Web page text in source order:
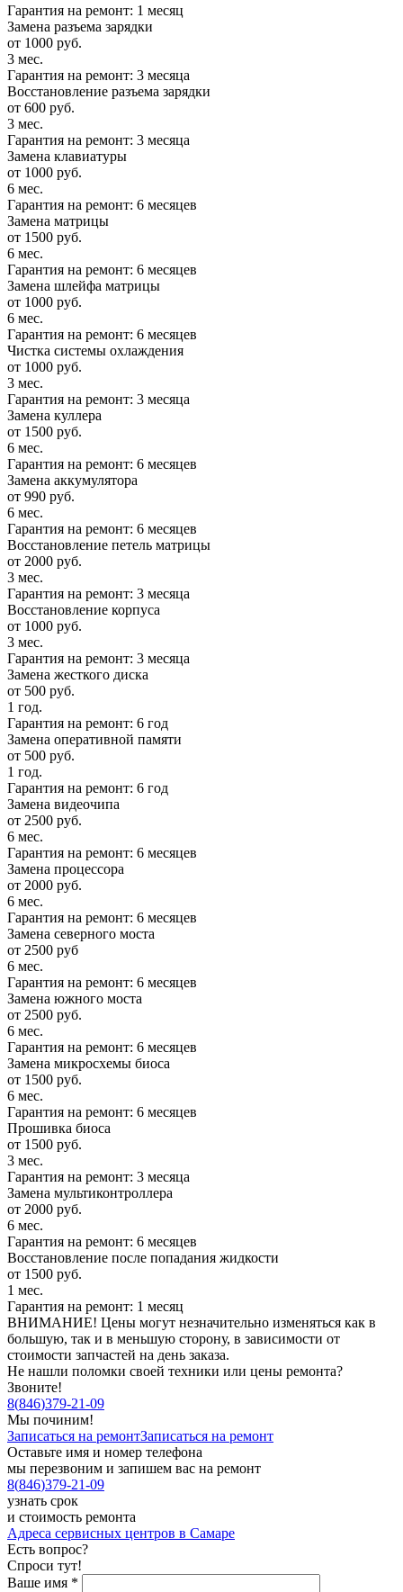
Гарантия на ремонт: 1 месяц
Замена разъема зарядки
от 1000 руб.
3 мес.
Гарантия на ремонт: 3 месяца
Восстановление разъема зарядки
от 600 руб.
3 мес.
Гарантия на ремонт: 3 месяца
Замена клавиатуры
от 1000 руб.
6 мес.
Гарантия на ремонт: 6 месяцев
Замена матрицы
от 1500 руб.
6 мес.
Гарантия на ремонт: 6 месяцев
Замена шлейфа матрицы
от 1000 руб.
6 мес.
Гарантия на ремонт: 6 месяцев
Чистка системы охлаждения
от 1000 руб.
3 мес.
Гарантия на ремонт: 3 месяца
Замена куллера
от 1500 руб.
6 мес.
Гарантия на ремонт: 6 месяцев
Замена аккумулятора
от 990 руб.
6 мес.
Гарантия на ремонт: 6 месяцев
Восстановление петель матрицы
от 2000 руб.
3 мес.
Гарантия на ремонт: 3 месяца
Восстановление корпуса
от 1000 руб.
3 мес.
Гарантия на ремонт: 3 месяца
Замена жесткого диска
от 500 руб.
1 год.
Гарантия на ремонт: 6 год
Замена оперативной памяти
от 500 руб.
1 год.
Гарантия на ремонт: 6 год
Замена видеочипа
от 2500 руб.
6 мес.
Гарантия на ремонт: 6 месяцев
Замена процессора
от 2000 руб.
6 мес.
Гарантия на ремонт: 6 месяцев
Замена северного моста
от 2500 руб
6 мес.
Гарантия на ремонт: 6 месяцев
Замена южного моста
от 2500 руб.
6 мес.
Гарантия на ремонт: 6 месяцев
Замена микросхемы биоса
от 1500 руб.
6 мес.
Гарантия на ремонт: 6 месяцев
Прошивка биоса
от 1500 руб.
3 мес.
Гарантия на ремонт: 3 месяца
Замена мультиконтроллера
от 2000 руб.
6 мес.
Гарантия на ремонт: 6 месяцев
Восстановление после попадания жидкости
от 1500 руб.
1 мес.
Гарантия на ремонт: 1 месяц
ВНИМАНИЕ! Цены могут незначительно изменяться как в
большую, так и в меньшую сторону, в зависимости от
стоимости запчастей на день заказа.
Не нашли поломки своей техники или цены ремонта?
Звоните!
8(846)379-21-09
Мы починим!
Записаться на ремонтЗаписаться на ремонт
Оставьте имя и номер телефона
мы перезвоним и запишем вас на ремонт
8(846)379-21-09
узнать срок
и стоимость ремонта
Адреса сервисных центров в Самаре
Есть вопрос?
Спроси тут!
Ваше имя *